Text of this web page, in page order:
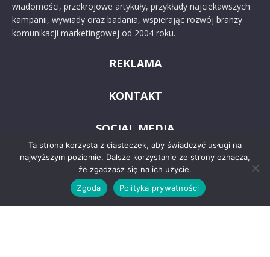
wiadomości, przekrojowe artykuły, przykłady najciekawszych
kampanii, wywiady oraz badania, wspierając rozwój branży
komunikacji marketingowej od 2004 roku.
REKLAMA
KONTAKT
SOCIAL MEDIA
Ta strona korzysta z ciasteczek, aby świadczyć usługi na
najwyższym poziomie. Dalsze korzystanie ze strony oznacza,
że zgadzasz się na ich użycie.
Zgoda
Polityka prywatności